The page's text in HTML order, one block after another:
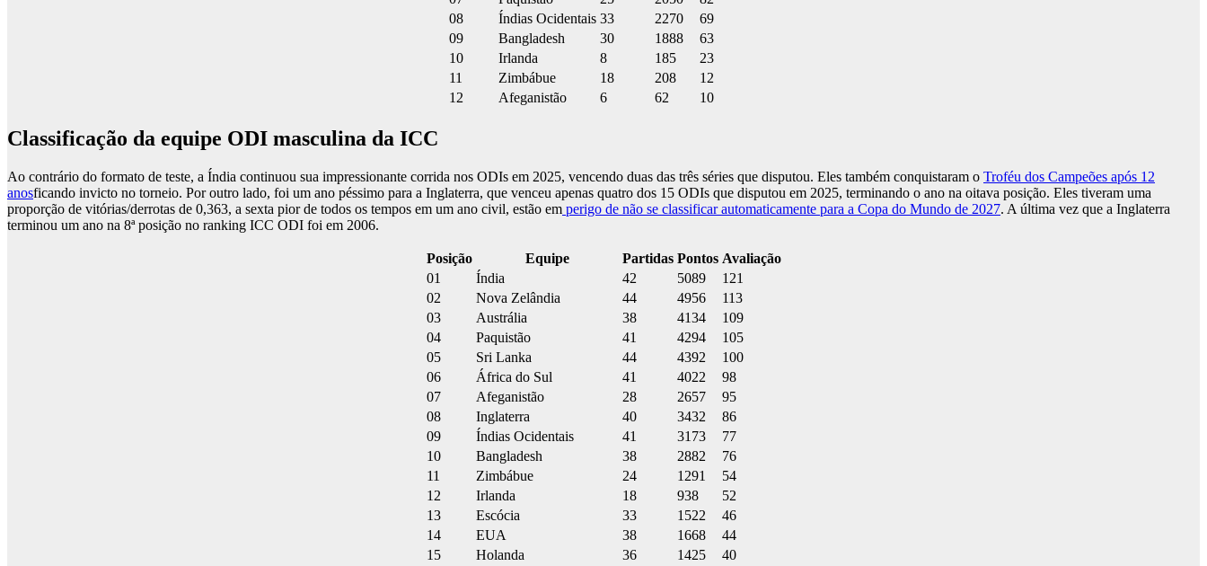
08
Índias Ocidentais 33 2270
69
09
Bangladesh 30 1888
63
10
Irlanda 8 185
23
11
Zimbábue 18 208
12
12
Afeganistão 6 62 10
Classificação da equipe ODI masculina da ICC
Ao contrário do formato de teste, a Índia continuou sua impressionante corrida nos ODIs em 2025, vencendo duas das três séries que disputou. Eles também conquistaram o Troféu dos Campeões após 12
anosficando invicto no torneio. Por outro lado, foi um ano péssimo para a Inglaterra, que venceu apenas quatro dos 15 ODIs que disputou em 2025, terminando o ano na oitava posição. Eles tiveram uma
proporção de vitórias/derrotas de 0,363, a sexta pior de todos os tempos em um ano civil, estão em perigo de não se classificar automaticamente para a Copa do Mundo de 2027. A última vez que a Inglaterra
terminou um ano na 8ª posição no ranking ICC ODI foi em 2006.
Posição Equipe Partidas Pontos Avaliação
01
Índia 42 5089
121
02
Nova Zelândia 44 4956
113
03
Austrália 38 4134
109
04
Paquistão 41 4294
105
05
Sri Lanka 44 4392
100
06
África do Sul 41 4022
98
07
Afeganistão 28 2657
95
08
Inglaterra 40 3432
86
09
Índias Ocidentais 41 3173
77
10
Bangladesh 38 2882
76
11
Zimbábue 24 1291
54
12
Irlanda 18 938
52
13
Escócia 33 1522
46
14
EUA 38 1668
44
15
Holanda 36 1425
40